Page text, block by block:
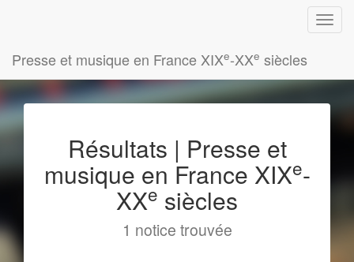
Presse et musique en France XIXe-XXe siècles
Résultats | Presse et
musique en France XIXe-
XXe siècles
1 notice trouvée